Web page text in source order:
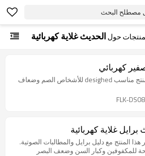
مصطلح البحث
حول الحديث غلاية كهربائية
كهربائي
هذا هو منتج مناسب desighed للأشخاص الصم وضعاف
برايل غلاية كهربائية
هذا المنتج مع دليل برايل والمطالبات الصوتية.
للمكفوفين وكبار السن وضعف البصر